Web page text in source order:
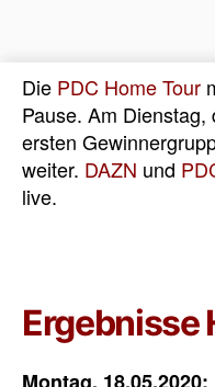
Die PDC Home Tour
Pause. Am
ersten
weiter. DAZN und
live.
Ergebnisse